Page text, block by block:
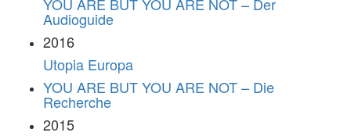
Audioguide
2016
Utopia Europa
YOU ARE BUT YOU ARE NOT – Die
Recherche
2015